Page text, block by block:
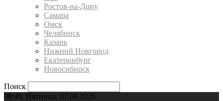
Ростов-на-Дону
Самара
Омск
Челябинск
Казань
Нижний Новгород
Екатеринбург
Новосибирск
Поиск
08:49, Пятница, 07.08.2026